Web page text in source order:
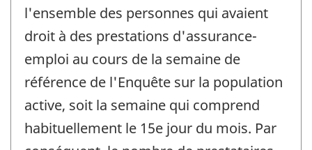
l'ensemble des personnes qui avaient
droit à des prestations d'assurance-
emploi au cours de la semaine de
référence de l'Enquête sur la population
active, soit la semaine qui comprend
habituellement le 15e jour du mois. Par